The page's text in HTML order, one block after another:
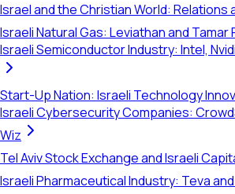
Israel and the Christian World: Relations
Israeli Natural Gas: Leviathan and Tamar
Israeli Semiconductor Industry: Intel,
Start-Up Nation: Israeli Technology
Israeli Cybersecurity Companies:
Wiz
Tel Aviv Stock Exchange and Israeli
Israeli Pharmaceutical Industry: Teva